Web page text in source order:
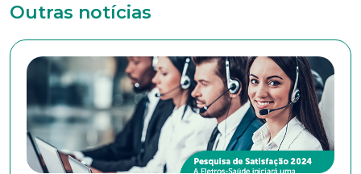
Outras notícias